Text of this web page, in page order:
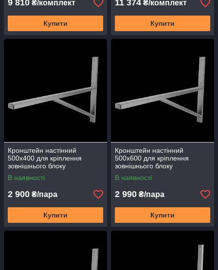
9 810 ₴/комплект
Купити
11 374 ₴/комплект
Купити
Кронштейн настінний
500х400 для кріплення
зовнішнього блоку
кондиціонера теплового
насоса КрП-01 пара
В наявності
2 900 ₴/пара
Купити
Кронштейн настінний
500х600 для кріплення
зовнішнього блоку
кондиціонера теплового
насоса КрП-02 пара
В наявності
2 990 ₴/пара
Купити